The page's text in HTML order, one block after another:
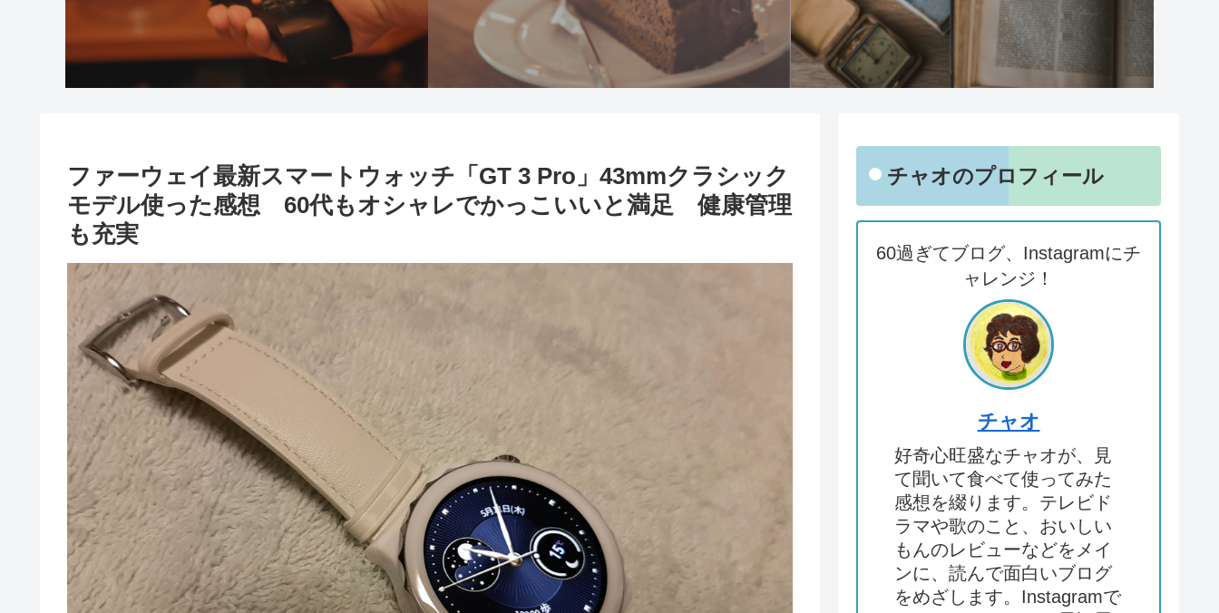
ファーウェイ最新スマートウォッチ「GT 3 Pro」43mmクラシック
モデル使った感想 60代もオシャレでかっこいいと満足 健康管理
も充実
チャオのプロフィール
60過ぎてブログ、Instagramにチ
ャレンジ！
チャオ
好奇心旺盛なチャオが、見
て聞いて食べて使ってみた
感想を綴ります。テレビド
ラマや歌のこと、おいしい
もんのレビューなどをメイ
ンに、読んで面白いブログ
をめざします。Instagramで